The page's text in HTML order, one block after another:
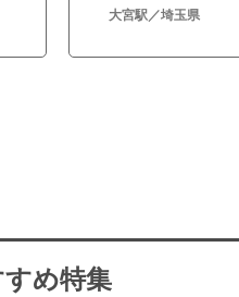
大宮駅／埼玉県
め特集